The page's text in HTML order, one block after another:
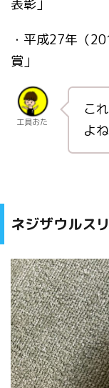
表彰」
・平成27年（
賞」
工具おた
こ
よね
ネジザウルス